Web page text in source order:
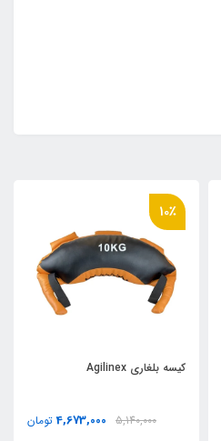
کیسه بلغاری Agilinex
5,140,000
10٪
4,673,000 تومان